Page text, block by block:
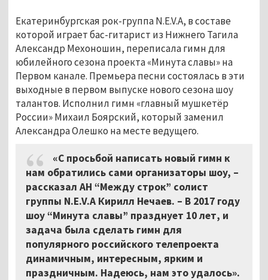
Екатеринбургская рок-группа N.E.V.A, в составе
которой играет бас-гитарист из Нижнего Тагила
Александр Мехоношин, переписала гимн для
юбилейного сезона проекта «Минута славы» на
Первом канале. Премьера песни состоялась в эти
выходные в первом выпуске нового сезона шоу
талантов. Исполнил гимн «главный мушкетёр
России» Михаил Боярский, который заменил
Александра Олешко на месте ведущего.
«С просьбой написать новый гимн к
нам обратились сами организаторы шоу, –
рассказал АН “Между строк” солист
группы N.E.V.A Кирилл Нечаев. – В 2017 году
шоу “Минута славы” празднует 10 лет, и
задача была сделать гимн для
популярного российского телепроекта
динамичным, интересным, ярким и
праздничным. Надеюсь, нам это удалось».